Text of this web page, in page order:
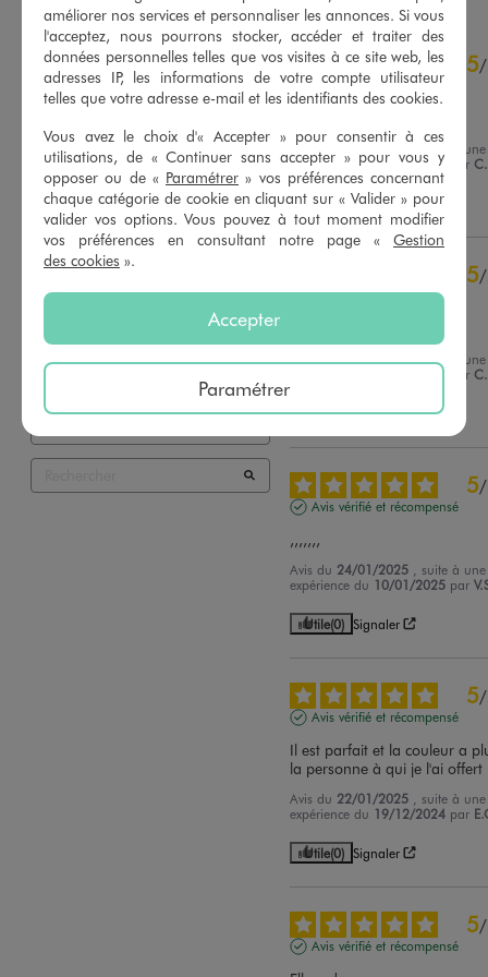
5/5
avis soumis à un
contrôle
Voir tous les avis sur ce site
5étoiles
7
3étoiles
0
1étoile 0
5/
Avis vérifié et récompensé
Avis du
, suite à une
expérience du01/02/2025 par
Utile(0) Signaler
5/
Avis vérifié et récompensé
Avis du24/01/2025 , suite à une
11/01/2025 par
Utile(0) Signaler
5/
Avis vérifié et récompensé
,,,,,,,
Avis du 24/01/2025
, suite à une
expérience du 10/01/2025 par
Utile(0) Signaler
5/
Avis vérifié et récompensé
Il est parfait et la couleur a
la personne à qui je l'ai offert
Avis du 22/01/2025
, suite à une
expérience du 19/12/2024 par
Utile(0) Signaler
5/
Avis vérifié et récompensé
améliorer nos services et personnaliser les annonces. Si vous
l'acceptez, nous pourrons stocker, accéder et traiter des
données personnelles telles que vos visites à ce site web, les
adresses IP, les informations de votre compte utilisateur
telles que votre adresse e-mail et les identifiants des cookies.
Vous avez le choix d'« Accepter » pour consentir à ces
utilisations, de « Continuer sans accepter » pour vous y
opposer ou de « Paramétrer » vos préférences concernant
chaque catégorie de cookie en cliquant sur « Valider » pour
valider vos options. Vous pouvez à tout moment modifier
vos préférences en consultant notre page « Gestion
des cookies ».
Accepter
Paramétrer